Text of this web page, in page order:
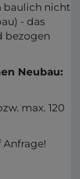
baulich nicht
- das
bezogen
Neubau:
max. 120
Anfrage!